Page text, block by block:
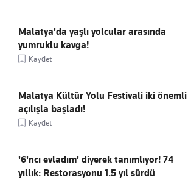
Malatya'da yaşlı yolcular arasında
yumruklu kavga!
Kaydet
Malatya Kültür Yolu Festivali iki önemli
açılışla başladı!
Kaydet
'6'ncı evladım' diyerek tanımlıyor! 74
yıllık: Restorasyonu 1.5 yıl sürdü